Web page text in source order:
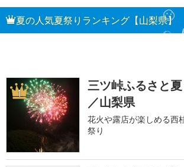
夏の人気夏祭りランキング【山梨県】
1
三ツ峠ふるさと
／山梨県
花火や露店が楽しめる西
祭り